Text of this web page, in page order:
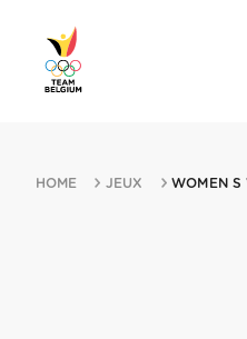
HOME JEUX